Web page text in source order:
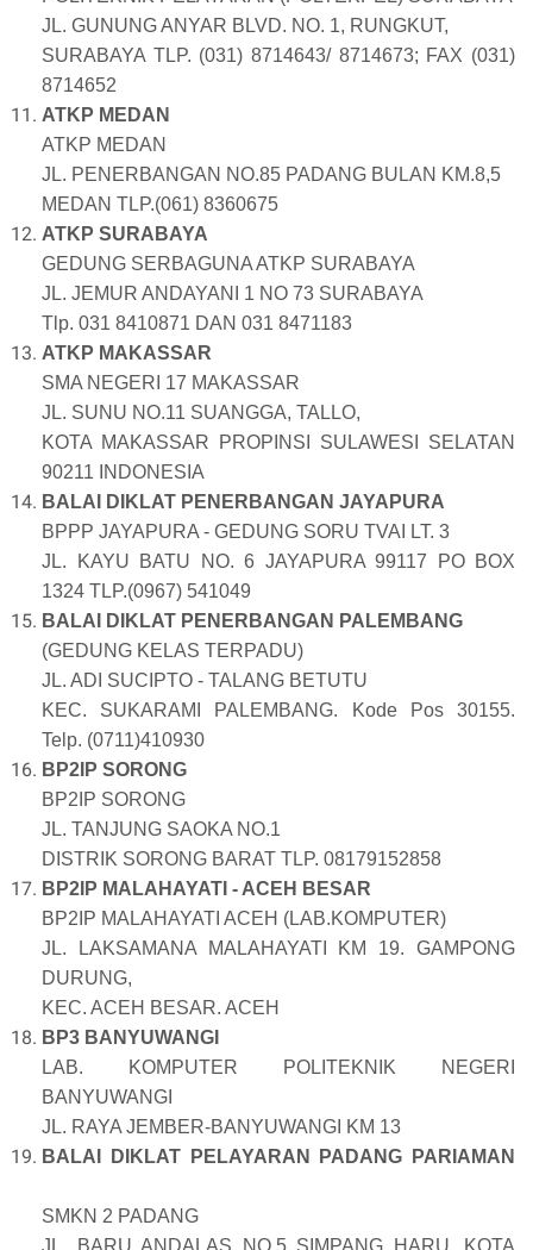
JL. GUNUNG ANYAR BLVD. NO. 1, RUNGKUT,
SURABAYA TLP. (031) 8714643/ 8714673; FAX (031)
8714652
ATKP MEDAN
ATKP MEDAN
JL. PENERBANGAN NO.85 PADANG BULAN KM.8,5
MEDAN TLP.(061) 8360675
ATKP SURABAYA
GEDUNG SERBAGUNA ATKP SURABAYA
JL. JEMUR ANDAYANI 1 NO 73 SURABAYA
Tlp. 031 8410871 DAN 031 8471183
ATKP MAKASSAR
SMA NEGERI 17 MAKASSAR
JL. SUNU NO.11 SUANGGA, TALLO,
KOTA MAKASSAR PROPINSI SULAWESI SELATAN
90211 INDONESIA
BALAI DIKLAT PENERBANGAN JAYAPURA
BPPP JAYAPURA - GEDUNG SORU TVAI LT. 3
JL. KAYU BATU NO. 6 JAYAPURA 99117 PO BOX
1324 TLP.(0967) 541049
BALAI DIKLAT PENERBANGAN PALEMBANG
(GEDUNG KELAS TERPADU)
JL. ADI SUCIPTO - TALANG BETUTU
KEC. SUKARAMI PALEMBANG. Kode Pos 30155.
Telp. (0711)410930
BP2IP SORONG
BP2IP SORONG
JL. TANJUNG SAOKA NO.1
DISTRIK SORONG BARAT TLP. 08179152858
BP2IP MALAHAYATI - ACEH BESAR
BP2IP MALAHAYATI ACEH (LAB.KOMPUTER)
JL. LAKSAMANA MALAHAYATI KM 19. GAMPONG
DURUNG,
KEC. ACEH BESAR. ACEH
BP3 BANYUWANGI
LAB. KOMPUTER POLITEKNIK NEGERI
BANYUWANGI
JL. RAYA JEMBER-BANYUWANGI KM 13
BALAI DIKLAT PELAYARAN PADANG PARIAMAN
SMKN 2 PADANG
JL. BARU ANDALAS NO.5 SIMPANG HARU, KOTA